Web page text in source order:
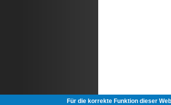
Für die korrekte Funktion dieser